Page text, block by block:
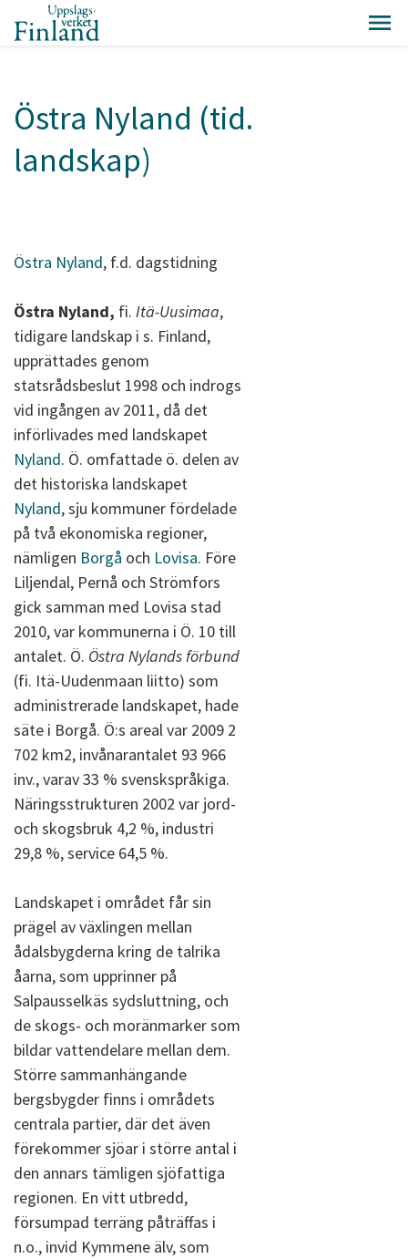
Östra Nyland (tid.
landskap)
Östra Nyland, f.d. dagstidning
Östra Nyland, fi. Itä-Uusimaa,
tidigare landskap i s. Finland,
upprättades genom
statsrådsbeslut 1998 och indrogs
vid ingången av 2011, då det
införlivades med landskapet
Nyland. Ö. omfattade ö. delen av
det historiska landskapet
Nyland, sju kommuner fördelade
på två ekonomiska regioner,
nämligen Borgå och Lovisa. Före
Liljendal, Pernå och Strömfors
gick samman med Lovisa stad
2010, var kommunerna i Ö. 10 till
antalet. Ö. Östra Nylands förbund
(fi. Itä-Uudenmaan liitto) som
administrerade landskapet, hade
säte i Borgå. Ö:s areal var 2009 2
702 km2, invånarantalet 93 966
inv., varav 33 % svenskspråkiga.
Näringsstrukturen 2002 var jord-
och skogsbruk 4,2 %, industri
29,8 %, service 64,5 %.
Landskapet i området får sin
prägel av växlingen mellan
ådalsbygderna kring de talrika
åarna, som upprinner på
Salpausselkäs sydsluttning, och
de skogs- och moränmarker som
bildar vattendelare mellan dem.
Större sammanhängande
bergsbygder finns i områdets
centrala partier, där det även
förekommer sjöar i större antal i
den annars tämligen sjöfattiga
regionen. En vitt utbredd,
försumpad terräng påträffas i
n.o., invid Kymmene älv, som